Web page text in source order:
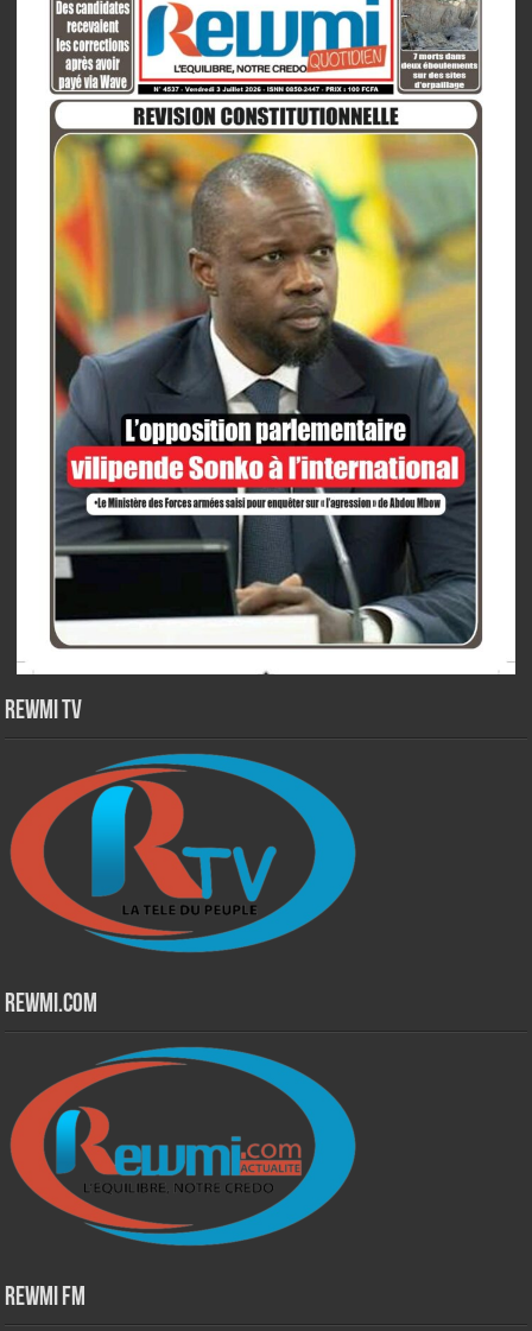
Rewmi TV
Rewmi.Com
Rewmi Fm